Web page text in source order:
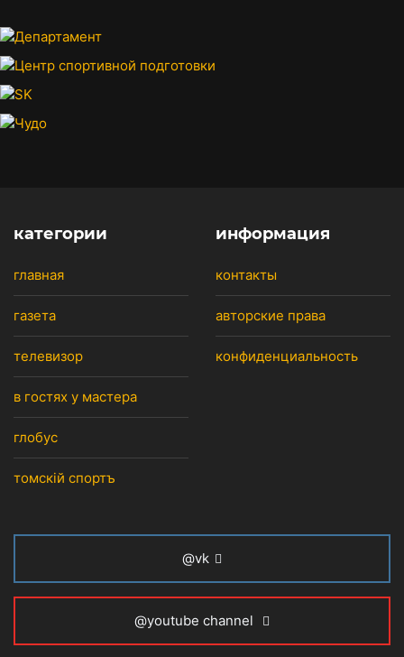
категории
главная
газета
телевизор
в гостях у мастера
глобус
томскiй спортъ
информация
контакты
авторские права
конфиденциальность
@vk
@youtube channel